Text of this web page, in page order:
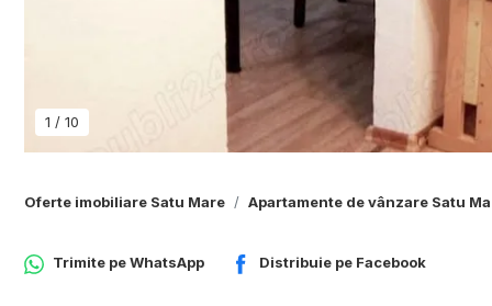
1 / 10
Oferte imobiliare Satu Mare Apartamente de vânzare Satu
Trimite peWhatsApp Distribuie pe Facebook